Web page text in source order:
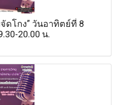
ดโกง” วันอาทิตย์ที่ 8
20.00 น.